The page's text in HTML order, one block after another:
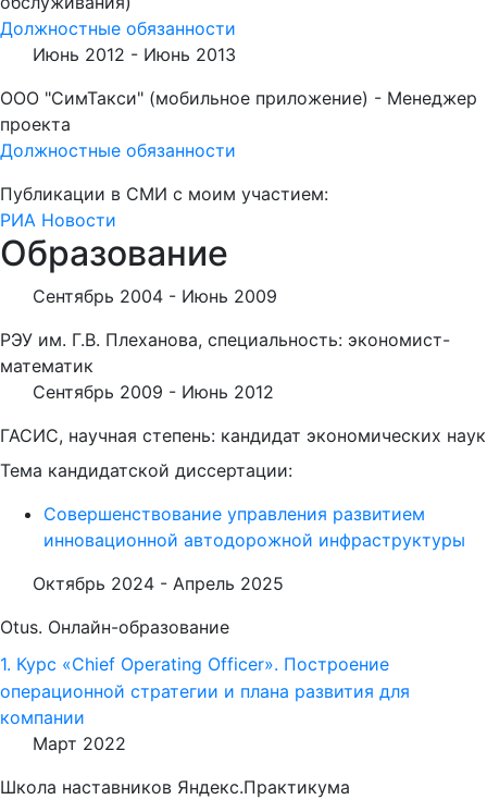
Должностные обязанности
Июнь 2012 - Июнь 2013
ООО "СимТакси" (мобильное приложение) - Менеджер
проекта
Должностные обязанности
Публикации в СМИ с моим участием:
РИА Новости
Образование
Сентябрь 2004 - Июнь 2009
РЭУ им. Г.В. Плеханова, специальность: экономист-
математик
Сентябрь 2009 - Июнь 2012
ГАСИС, научная степень: кандидат экономических наук
Тема кандидатской диссертации:
Совершенствование управления развитием
инновационной автодорожной инфраструктуры
Октябрь 2024 - Апрель 2025
Otus. Онлайн-образование
1. Курс «Chief Operating Officer». Построение
операционной стратегии и плана развития для
компании
Март 2022
Школа наставников Яндекс.Практикума